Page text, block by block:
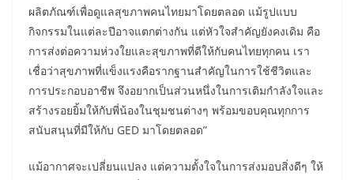
ผลิตภัณฑ์เพื่อดูแลสุขภาพคนไทยมาโดยตลอด แม้รูปแบบ
กิจกรรมในแต่ละปีอาจแตกต่างกัน แต่หัวใจสำคัญยังคงเดิม คือ
การส่งต่อความห่วงใยและสุขภาพที่ดีให้กับคนไทยทุกคน เรา
เชื่อว่าสุขภาพที่แข็งแรงคือรากฐานสำคัญในการใช้ชีวิตและ
การประกอบอาชีพ จึงอยากเป็นส่วนหนึ่งในการเติมกำลังใจและ
สร้างรอยยิ้มให้กับพี่น้องในชุมชนต่างๆ พร้อมขอบคุณทุกการ
สนับสนุนที่มีให้กับ GED มาโดยตลอด”
แม้อากาศจะเปลี่ยนแปลง แต่ความตั้งใจในการส่งมอบสิ่งดีๆ ให้